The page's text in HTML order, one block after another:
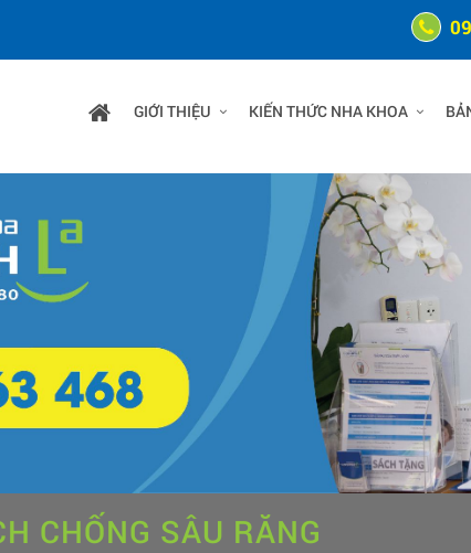
GIỚI THIỆU KIẾN THỨC NHA KHOA
CHỐNG SÂU RĂNG